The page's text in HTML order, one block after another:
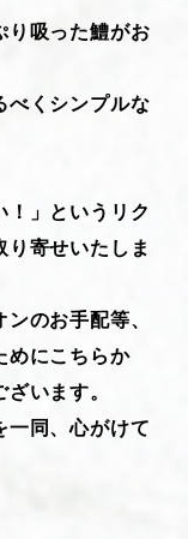
り吸った鱧がお
べくシンプルな
！」というリク
り寄せいたしま
のお手配等、
めにこちらか
います。
一同、心がけて